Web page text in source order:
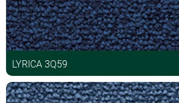
LYRICA 3Q59